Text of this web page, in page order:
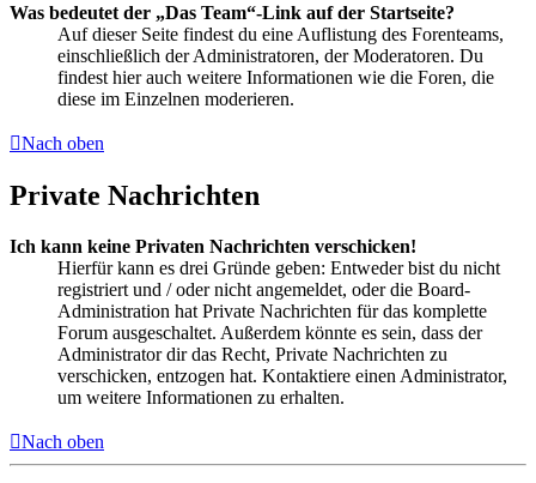
Was bedeutet der „Das Team“-Link auf der Startseite?
Auf dieser Seite findest du eine Auflistung des Forenteams,
einschließlich der Administratoren, der Moderatoren. Du
findest hier auch weitere Informationen wie die Foren, die
diese im Einzelnen moderieren.
Nach oben
Private Nachrichten
Ich kann keine Privaten Nachrichten verschicken!
Hierfür kann es drei Gründe geben: Entweder bist du nicht
registriert und / oder nicht angemeldet, oder die Board-
Administration hat Private Nachrichten für das komplette
Forum ausgeschaltet. Außerdem könnte es sein, dass der
Administrator dir das Recht, Private Nachrichten zu
verschicken, entzogen hat. Kontaktiere einen Administrator,
um weitere Informationen zu erhalten.
Nach oben